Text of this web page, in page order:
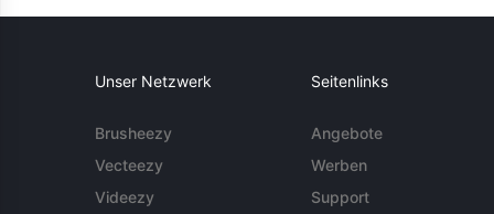
Unser Netzwerk
Brusheezy
Vecteezy
Videezy
Seitenlinks
Angebote
Werben
Support